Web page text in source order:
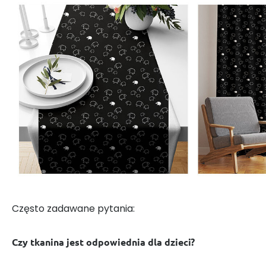
Często zadawane pytania:
Czy tkanina jest odpowiednia dla dzieci?